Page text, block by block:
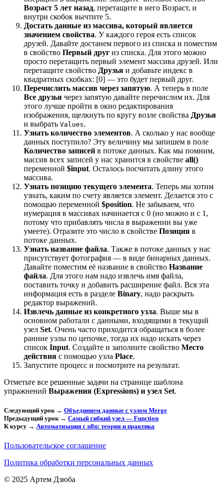
Возраст 5 лет назад, перетащите в него Возраст, и
внутри скобок вычтите 5.
Достать данные из массива, который является
значением свойства. У каждого героя есть список
друзей. Давайте достанем первого из списка и поместим
в свойство Первый друг из списка. Для этого можно
просто перетащить первый элемент массива друзей. Или
перетащите свойство Друзья и добавьте индекс в
квадратных скобках: [0] — это будет первый друг.
Перечислить массив через запятую. А теперь в поле
Все друзья через запятую давайте перечислим их. Для
этого лучше пройти в окно редактирования
изображения, щелкнуть по кругу возле свойства Друзья
и выбрать Values.
Узнать количество элементов. А сколько у нас вообще
данных поступило? Эту величину мы запишем в поле
Количество записей в потоке данных. Как мы помним,
массив всех записей у нас хранится в свойстве all()
переменной $input. Осталось посчитать длину этого
массива.
Узнать позицию текущего элемента. Теперь мы хотим
узнать, каким по счету является элемент. Делается это с
помощью переменной $position. Не забываем, что
нумерация в массивах начинается с 0 (но можно и с 1,
потому что прибавлять числа в выражении вы уже
умеете). Отразите это число в свойстве Позиция в
потоке данных.
Узнать название файла. Также в потоке данных у нас
присутствует фотография — в виде бинарных данных.
Давайте поместим её название в свойство Название
файла. Для этого нам надо извлечь имя файла,
поставить точку и добавить расширение файл. Вся эта
информация есть в разделе Binary, надо раскрыть
редактор выражений.
Извлечь данные из конкретного узла. Выше мы в
основном работали с данными, входящими в текущий
узел Set. Очень часто приходится обращаться в более
ранние узлы по цепочке, тогда их надо искать через
список Input. Создайте и заполните свойство Место
действия с помощью узла Place.
Запустите процесс и посмотрите на результат.
Отметьте все решенные задачи на странице шаблона
упражнений Выражения (Expressions) и узел Set.
Следующий урок → Объединяем данные с узлом Merge
Предыдущий урок → Самый гибкий узел — Function
К курсу → Автоматизация с n8n: теория и практика
Пользовательское соглашение
Политика обработки персональных данных
© 2025 Артем Дзюба